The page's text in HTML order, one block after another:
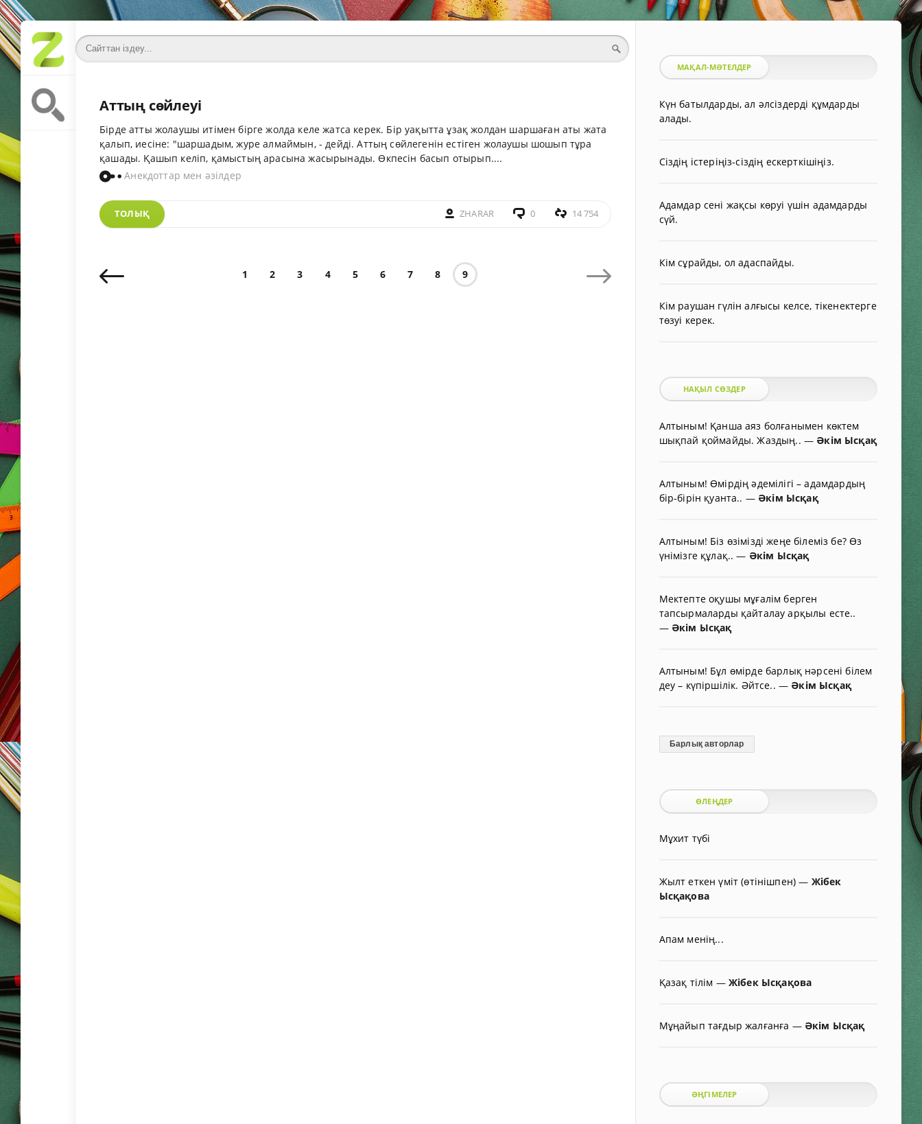
Аттың сөйлеуі
Бірде атты жолаушы итімен бірге жолда келе жатса керек. Бір уақытта ұзақ жолдан шаршаған аты жата
қалып, иесіне: "шаршадым, журе алмаймын, - дейді. Аттың сөйлегенін естіген жолаушы шошып тұра
қашады. Қашып келіп, қамыстың арасына жасырынады. Өкпесін басып отырып....
Анекдоттар мен әзілдер
ТОЛЫҚ ZHARAR 0 14 754
1 2 3 4 5 6 7 8 9
МАҚАЛ-МӘТЕЛДЕР
Күн батылдарды, ал әлсіздерді құмдарды
алады.
Сіздің істеріңіз-сіздің ескерткішіңіз.
Адамдар сені жақсы көруі үшін адамдарды
сүй.
Кім сұрайды, ол адаспайды.
Кім раушан гүлін алғысы келсе, тікенектерге
төзуі керек.
НАҚЫЛ СӨЗДЕР
Алтыным! Қанша аяз болғанымен көктем
шықпай қоймайды. Жаздың.. — Әкім Ысқақ
Алтыным! Өмірдің әдемілігі – адамдардың
бір-бірін қуанта.. — Әкім Ысқақ
Алтыным! Біз өзімізді жеңе білеміз бе? Өз
үнімізге құлақ..— Әкім Ысқақ
Мектепте оқушы мұғалім берген
тапсырмаларды қайталау арқылы есте..
— Әкім Ысқақ
Алтыным! Бұл өмірде барлық нәрсені білем
деу – күпіршілік. Әйтсе.. — Әкім Ысқақ
Барлық авторлар
ӨЛЕҢДЕР
Мұхит түбі
Жылт еткен үміт (өтінішпен)— Жібек
Ысқақова
Апам менің...
Қазақ тілім — Жібек Ысқақова
Мұңайып тағдыр жалғанға — Әкім Ысқақ
ӘҢГІМЕЛЕР